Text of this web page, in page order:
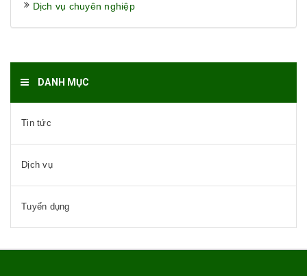
Dịch vụ chuyên nghiệp
DANH MỤC
Tin tức
Dịch vụ
Tuyển dụng